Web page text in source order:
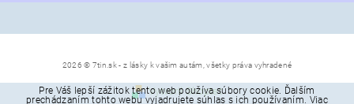
2026 © 7tin.sk - z lásky k vašim autám, všetky práva vyhradené
Vytvoril Shoptet
Pre Váš lepší zážitok tento web používa súbory cookie. Ďalším
prechádzaním tohto webu vyjadrujete súhlas s ich používaním. Viac